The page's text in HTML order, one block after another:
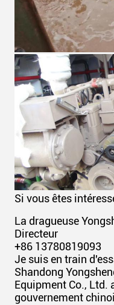
Si vous êtes
La dragueuse
Directeur
+86 13780819093
Je suis en train
Shandong
Equipment Co., Ltd.
gouvernement